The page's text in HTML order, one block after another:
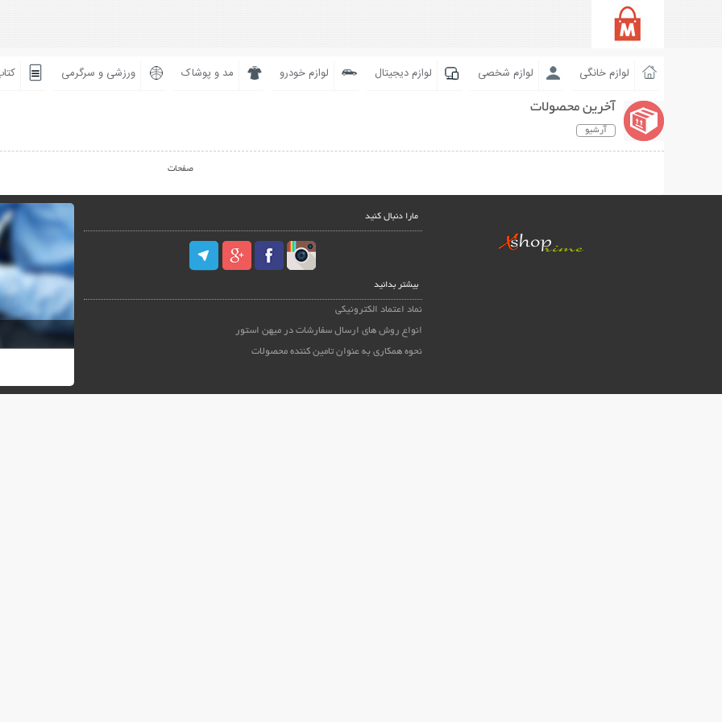
لوازم خانگی لوازم شخصی لوازم دیجیتال لوازم خودرو مد و پوشاک ورزشی و سرگرمی
آخرین محصولات
آرشیو
صفحات
مارا دنبال کنید
بیشتر بدانید
نماد اعتماد الکترونیکی
انواع روش های ارسال سفارشات در میهن استور
نحوه همکاری به عنوان تامین کننده محصولات